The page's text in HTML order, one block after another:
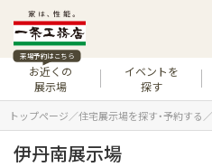
来場予約はこちら
お近くの
展示場
イベントを
探す
トップページ 住宅展示場を探す・予約する
伊丹南展示場